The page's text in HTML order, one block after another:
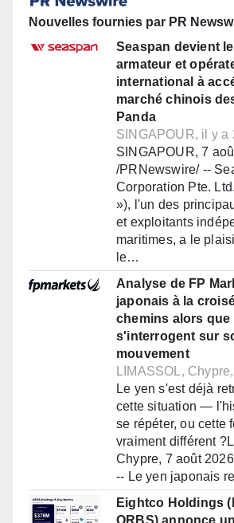
Nouvelles fournies par PR
Seaspan devient
armateur et
international à
marché chinois
Panda
SINGAPOUR, il y a
SINGAPOUR, 7
/PRNewswire/ --
Corporation Pte.
»), l'un des
et exploitants
maritimes, a le
le…
Analyse de FP
japonais à la
chemins alors que
s'interrogent sur
mouvement
LIMASSOL,
Le yen s'est déjà
cette situation —
se répéter, ou cette
vraiment différent
Chypre, 7 août
-- Le yen japonais
Eightco Holdings